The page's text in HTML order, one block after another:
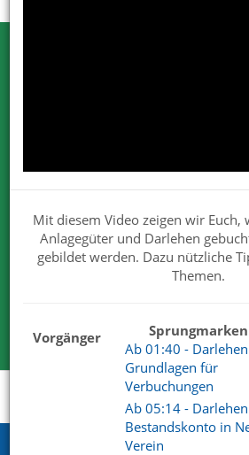
Mit diesem Video zeigen wir Euch,
Anlagegüter und Darlehen
gebildet werden. Dazu nützliche
Themen.
Vorgänger
Sprungmarken
Ab 01:40 -
Grundlagen für
Verbuchungen
Ab 05:14 -
Bestandskonto in
Verein
Wir sind von unseren Lösungen
Sie uns gerne und ausgiebig testen.
Für Ihre Tests steht Ihnen der volle
Verfügung.
Wir haben mit unserem Produkt und
überzeugenden Antworten.
Support